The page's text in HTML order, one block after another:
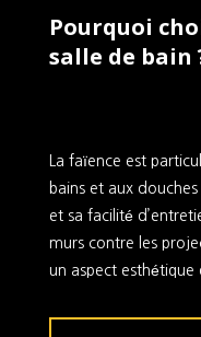
Pourquoi
salle de bain
La faïence est
bains et aux
et sa facilité
murs contre les
un aspect esthétique